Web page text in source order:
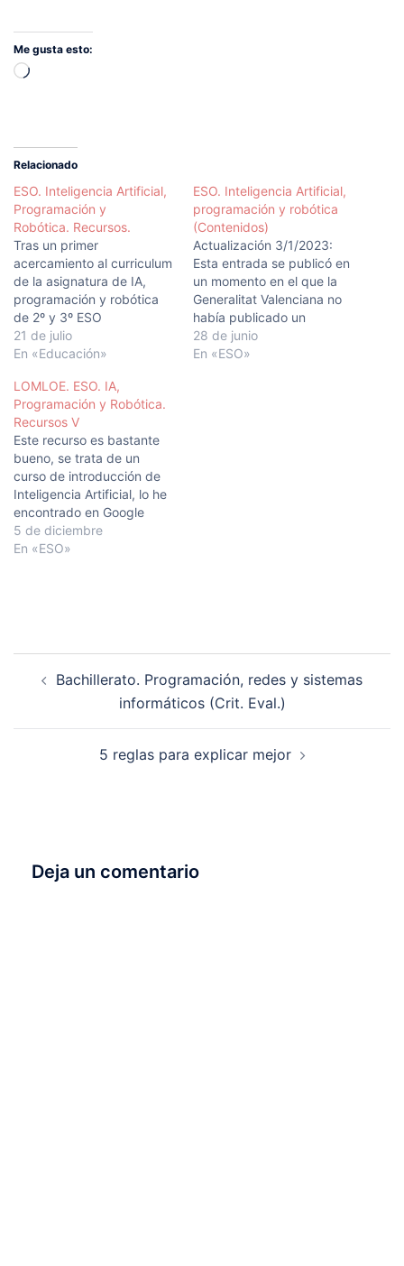
Me gusta esto:
Cargando...
Relacionado
ESO. Inteligencia Artificial,
Programación y
Robótica. Recursos.
Tras un primer
acercamiento al curriculum
de la asignatura de IA,
programación y robótica
de 2º y 3º ESO
(Comunidad Valenciana),
analizando sus contenidos
ante la ausencia de libros
de texto se ajusten al
currículum de dicha
asignatura , me he lanzado
a preparar recopilar…
21 de julio
En «Educación»
ESO. Inteligencia Artificial,
programación y robótica
(Contenidos)
Actualización 3/1/2023:
Esta entrada se publicó en
un momento en el que la
Generalitat Valenciana no
había publicado un
extracto del currículo, y es
posible que desde
28 de junio
En «ESO»
LOMLOE. ESO. IA,
Programación y Robótica.
Recursos V
Este recurso es bastante
bueno, se trata de un
curso de introducción de
Inteligencia Artificial, lo he
encontrado en Google
Activate. El curso combina
teoría bastante resumida
y tal…
5 de diciembre
En «ESO»
Bachillerato. Programación, redes y sistemas
informáticos (Crit. Eval.)
5 reglas para explicar mejor
Deja un comentario